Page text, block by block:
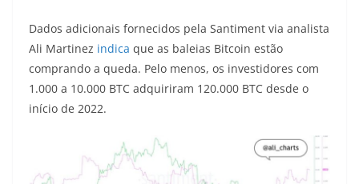
Dados adicionais fornecidos pela Santiment via analista
Ali Martinez indica que as baleias Bitcoin estão
comprando a queda. Pelo menos, os investidores com
1.000 a 10.000 BTC adquiriram 120.000 BTC desde o
início de 2022.